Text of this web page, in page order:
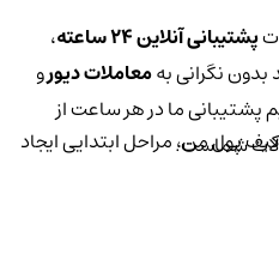
پشتیبانی آنلاین ۲۴ ساعته
،
نگرانی بهمعاملات دیورو
پشتیبانی ما در هر ساعت از
شماست.
پول من، مراحل ابتدایی ایجاد